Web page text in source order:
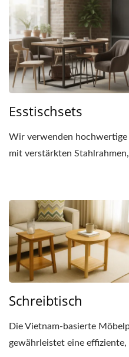
Esstischsets
Wir verwenden
mit verstärkten
Schreibtisch
Die Vietnam-basierte
gewährleistet eine effiziente,